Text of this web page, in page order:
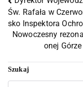
Św. Rafała w
sko Inspektora
Nowoczesny
onej
Szukaj